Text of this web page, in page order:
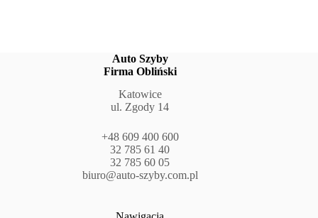
Auto Szyby
Firma Obliński
Katowice
ul. Zgody 14
+48 609 400 600
32 785 61 40
32 785 60 05
biuro@auto-szyby.com.pl